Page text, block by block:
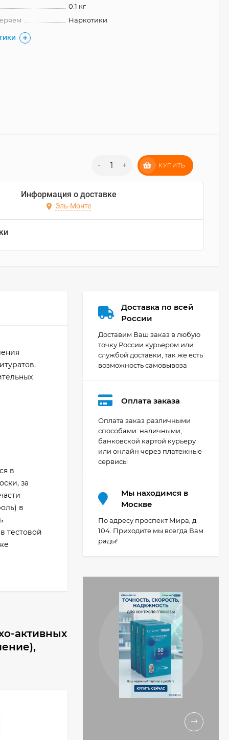
0.1 кг
Наркотики
- + КУПИТЬ
Информация о доставке
Эль-Монте
в
за
в
тестовой
активных
Доставка по всей
России
Доставим Ваш заказ в любую
точку России курьером или
службой доставки, так же есть
возможность самовывоза
Оплата заказа
Оплата заказ различными
способами: наличными,
банковской картой курьеру
или онлайн через платежные
сервисы
Мы находимся в
Москве
По адресу проспект Мира, д.
104. Приходите мы всегда Вам
рады!